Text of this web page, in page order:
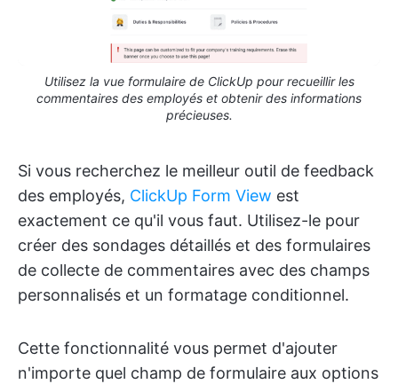
Utilisez la vue formulaire de ClickUp pour recueillir les
commentaires des employés et obtenir des informations
précieuses.
Si vous recherchez le meilleur outil de feedback
des employés, ClickUp Form View est
exactement ce qu'il vous faut. Utilisez-le pour
créer des sondages détaillés et des formulaires
de collecte de commentaires avec des champs
personnalisés et un formatage conditionnel.
Cette fonctionnalité vous permet d'ajouter
n'importe quel champ de formulaire aux options